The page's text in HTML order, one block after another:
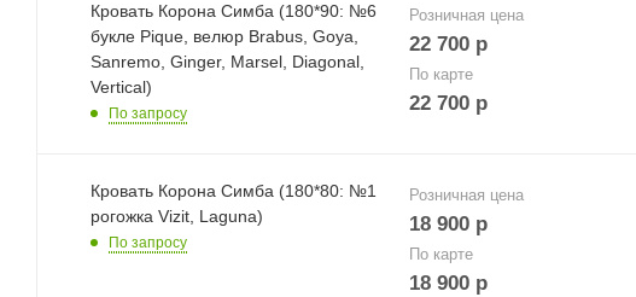
Кровать Корона Симба (180*90: №6
букле Pique, велюр Brabus, Goya,
Sanremo, Ginger, Marsel, Diagonal,
Vertical)
По запросу
Розничная цена
22 700р
По карте
22 700р
Кровать Корона Симба (180*80: №1
рогожка Vizit, Laguna)
По запросу
Розничная цена
18 900р
По карте
18 900р